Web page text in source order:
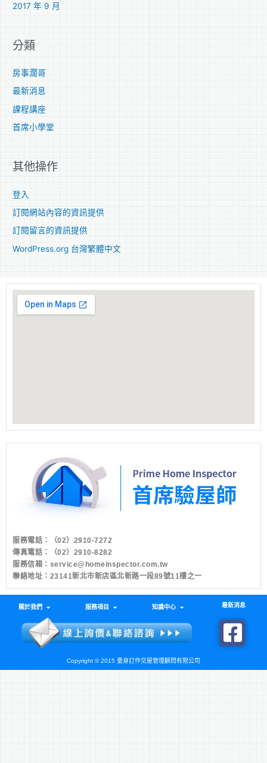
2017 年 9 月
分類
房事濶哥
最新消息
課程講座
首席小學堂
其他操作
登入
訂閱網站內容的資訊提供
訂閱留言的資訊提供
WordPress.org 台灣繁體中文
服務電話：
（02）2910-7272
傳真電話：（02）2910-8282
服務信箱： service@homeinspector.com.tw
聯絡地址：23141新北市新店區北新路一段89號11樓之一
關於我們 服務項目 知識中心 最新消息
Copyright © 2015 量身訂作交屋管理顧問有限公司